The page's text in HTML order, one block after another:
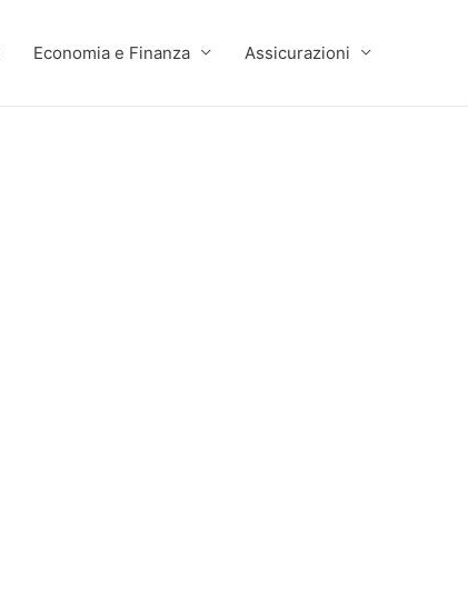
Economia e Finanza Assicurazioni